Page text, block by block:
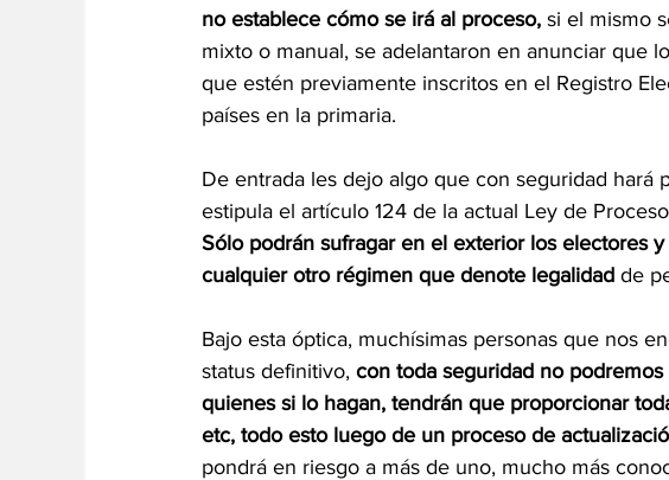
no establece cómo se irá al proceso, si el mismo
mixto o manual, se adelantaron en anunciar que
que estén previamente inscritos en el Registro
países en la primaria.
De entrada les dejo algo que con seguridad hará
estipula el artículo 124 de la actual Ley de
Sólo podrán sufragar en el exterior los electores
cualquier otro régimen que denote legalidad de
Bajo esta óptica, muchísimas personas que nos
status definitivo, con toda seguridad no podremos
quienes si lo hagan, tendrán que proporcionar
etc, todo esto luego de un proceso de
pondrá en riesgo a más de uno, mucho más